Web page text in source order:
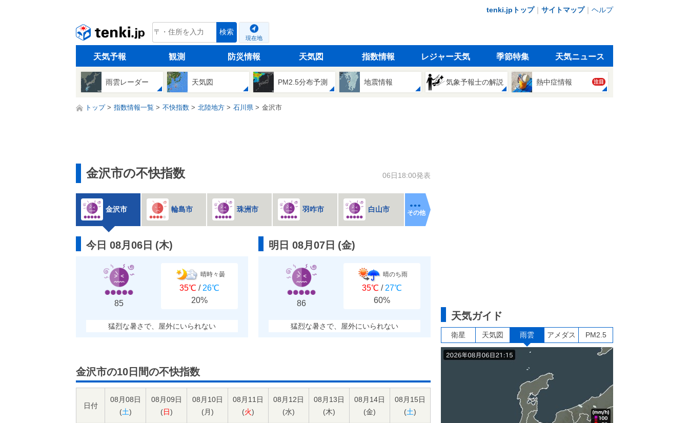
tenki.jpトップ｜ サイトマップ｜ ヘルプ
tenki.jp 検索
現在地
天気予報 観測 防災情報 天気図 指数情報 レジャー天気 季節特集 天気ニュース
雨雲レーダー 天気図 PM2.5分布予測 地震情報 気象予報士の解説 熱中症情報 注目
トップ 指数情報一覧 不快指数 北陸地方 石川県 金沢市
金沢市の不快指数 06日18:00発表
金沢市 輪島市 珠洲市 羽咋市 白山市 その他
今日 08月06日 (木)
85
晴時々曇
35℃ / 26℃
20%
猛烈な暑さで、屋外にいられない
明日 08月07日 (金)
86
晴のち雨
35℃ / 27℃
60%
猛烈な暑さで、屋外にいられない
金沢市の10日間の不快指数
日付
08月08日
(土)
08月09日
(日)
08月10日
(月)
08月11日
(火)
08月12日
(水)
08月13日
(木)
08月14日
(金)
08月15日
(土)
天気ガイド
衛星 天気図 雨雲 アメダス PM2.5